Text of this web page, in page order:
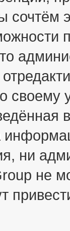
своему
ни
не